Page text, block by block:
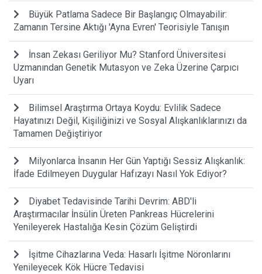
Büyük Patlama Sadece Bir Başlangıç Olmayabilir:
Zamanın Tersine Aktığı 'Ayna Evren' Teorisiyle Tanışın
İnsan Zekası Geriliyor Mu? Stanford Üniversitesi
Uzmanından Genetik Mutasyon ve Zeka Üzerine Çarpıcı
Uyarı
Bilimsel Araştırma Ortaya Koydu: Evlilik Sadece
Hayatınızı Değil, Kişiliğinizi ve Sosyal Alışkanlıklarınızı da
Tamamen Değiştiriyor
Milyonlarca İnsanın Her Gün Yaptığı Sessiz Alışkanlık:
İfade Edilmeyen Duygular Hafızayı Nasıl Yok Ediyor?
Diyabet Tedavisinde Tarihi Devrim: ABD'li
Araştırmacılar İnsülin Üreten Pankreas Hücrelerini
Yenileyerek Hastalığa Kesin Çözüm Geliştirdi
İşitme Cihazlarına Veda: Hasarlı İşitme Nöronlarını
Yenileyecek Kök Hücre Tedavisi